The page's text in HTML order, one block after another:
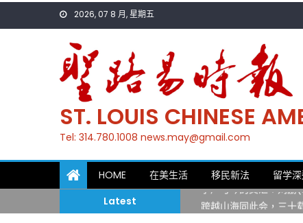
2026, 07 8 月, 星期五
ST. LOUIS CHINESE
Tel: 314.780.1008 news.may@gmail.com
HOME 在美生活 移民新法 留学
Latest
一晃三十年，初夏又
筝声与琴韵交汇：刘
跨越山海同此会，三